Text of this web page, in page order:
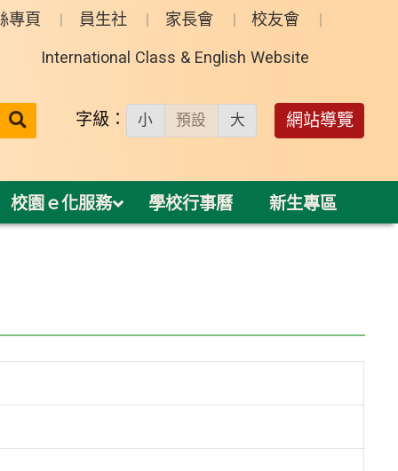
專頁 員生社 家長會 校友會
International Class & English Website
送出 字級： 小 預設 大 網站導覽
校園ｅ化服務 學校行事曆 新生專區